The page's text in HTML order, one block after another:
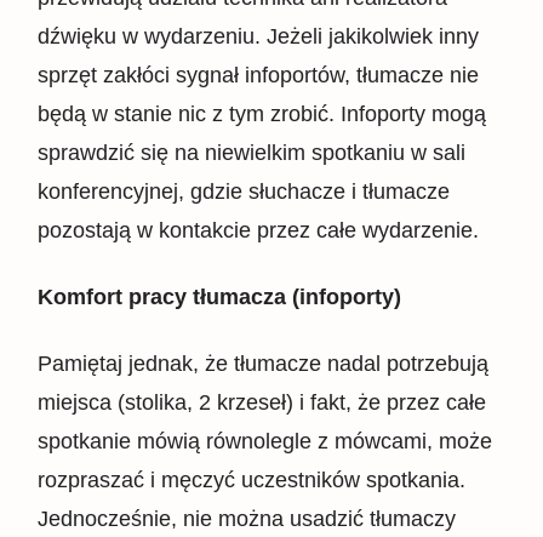
dźwięku w wydarzeniu. Jeżeli jakikolwiek inny
sprzęt zakłóci sygnał infoportów, tłumacze nie
będą w stanie nic z tym zrobić. Infoporty mogą
sprawdzić się na niewielkim spotkaniu w sali
konferencyjnej, gdzie słuchacze i tłumacze
pozostają w kontakcie przez całe wydarzenie.
Komfort pracy tłumacza (infoporty)
Pamiętaj jednak, że tłumacze nadal potrzebują
miejsca (stolika, 2 krzeseł) i fakt, że przez całe
spotkanie mówią równolegle z mówcami, może
rozpraszać i męczyć uczestników spotkania.
Jednocześnie, nie można usadzić tłumaczy